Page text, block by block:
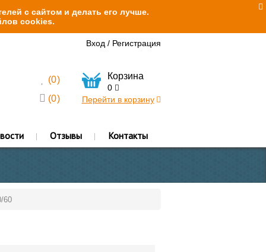
с сайтом и делать его лучше.
cookies.
Вход / Регистрация
(0)
(0)
Корзина
0
Перейти в корзину
Отзывы Контакты
60